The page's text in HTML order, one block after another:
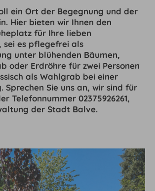
ein Ort der Begegnung und der
Hier bieten wir Ihnen den
für Ihre lieben
sei es pflegefrei als
unter blühenden Bäumen,
oder Erdröhre für zwei Personen
als Wahlgrab bei einer
Sprechen Sie uns an, wir sind für
Telefonnummer 02375926261,
der Stadt Balve.